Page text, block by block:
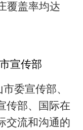
覆盖率均达
宣传部
委宣传部、
传部、国际在
交流和沟通的